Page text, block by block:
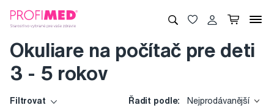
Okuliare na počítač pre deti
3 - 5 rokov
Filtrovat Řadit podle: Nejprodávanější